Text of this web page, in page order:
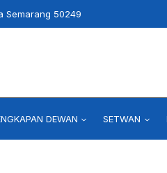
Semarang 50249
DEWAN SETWAN